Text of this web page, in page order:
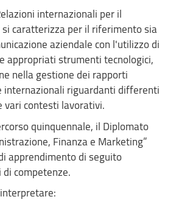
internazionali per il
si caratterizza per il riferimento sia
aziendale con l'utilizzo di
appropriati strumenti tecnologici,
nella gestione dei rapporti
internazionali riguardanti differenti
vari contesti lavorativi.
quinquennale, il Diplomato
Finanza e Marketing”
apprendimento di seguito
competenze.